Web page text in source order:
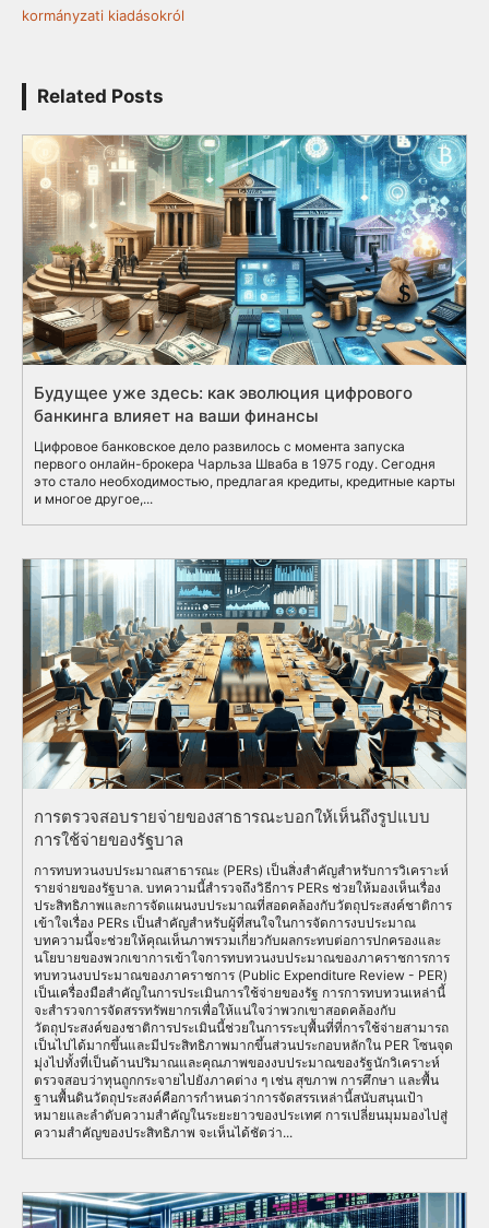
kormányzati kiadásokról
Related Posts
Будущее уже здесь: как эволюция цифрового
банкинга влияет на ваши финансы
Цифровое банковское дело развилось с момента запуска
первого онлайн-брокера Чарльза Шваба в 1975 году. Сегодня
это стало необходимостью, предлагая кредиты, кредитные карты
и многое другое,...
การตรวจสอบรายจ่ายของสาธารณะบอกให้เห็นถึงรูปแบบ
การใช้จ่ายของรัฐบาล
การทบทวนงบประมาณสาธารณะ (PERs) เป็นสิ่งสำคัญสำหรับการวิเคราะห์
รายจ่ายของรัฐบาล. บทความนี้สำรวจถึงวิธีการ PERs ช่วยให้มองเห็นเรื่อง
ประสิทธิภาพและการจัดแผนงบประมาณที่สอดคล้องกับวัตถุประสงค์ชาติการ
เข้าใจเรื่อง PERs เป็นสำคัญสำหรับผู้ที่สนใจในการจัดการงบประมาณ
บทความนี้จะช่วยให้คุณเห็นภาพรวมเกี่ยวกับผลกระทบต่อการปกครองและ
นโยบายของพวกเขาการเข้าใจการทบทวนงบประมาณของภาคราชการการ
ทบทวนงบประมาณของภาคราชการ (Public Expenditure Review - PER)
เป็นเครื่องมือสำคัญในการประเมินการใช้จ่ายของรัฐ การการทบทวนเหล่านี้
จะสำรวจการจัดสรรทรัพยากรเพื่อให้แน่ใจว่าพวกเขาสอดคล้องกับ
วัตถุประสงค์ของชาติการประเมินนี้ช่วยในการระบุพื้นที่ที่การใช้จ่ายสามารถ
เป็นไปได้มากขึ้นและมีประสิทธิภาพมากขึ้นส่วนประกอบหลักใน PER โซนจุด
มุ่งไปทั้งที่เป็นด้านปริมาณและคุณภาพของงบประมาณของรัฐนักวิเคราะห์
ตรวจสอบว่าทุนถูกกระจายไปยังภาคต่าง ๆ เช่น สุขภาพ การศึกษา และพื้น
ฐานพื้นดินวัตถุประสงค์คือการกำหนดว่าการจัดสรรเหล่านี้สนับสนุนเป้า
หมายและลำดับความสำคัญในระยะยาวของประเทศ การเปลี่ยนมุมมองไปสู่
ความสำคัญของประสิทธิภาพ จะเห็นได้ชัดว่า...